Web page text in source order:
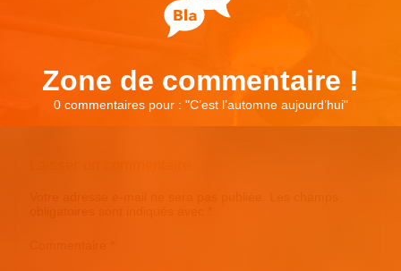
Zone de commentaire !
0 commentaires pour : "C’est l’automne aujourd’hui"